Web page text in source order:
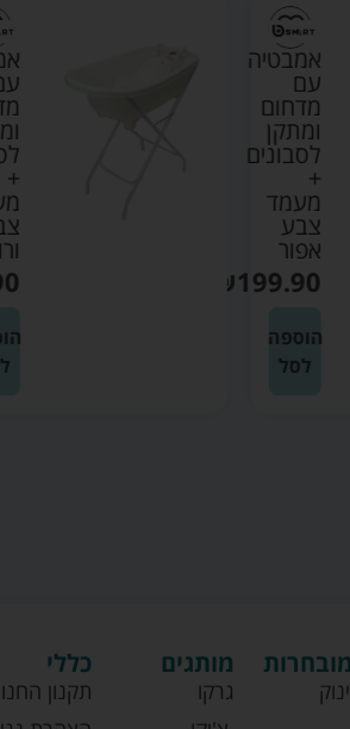
אמבטיה
עם
מדחום
ומתקן
לסבונים
+
מעמד
צבע
ורוד
₪199.90
הוספה
לסל
מותגים
גרקו
כללי
תקנון